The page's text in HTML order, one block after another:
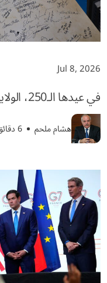
Jul 8, 2026
في عيدها الـ250، الولايات المتحدة تواجه مأزق تاريخي
هشام ملحم 6 دقائق قراءة